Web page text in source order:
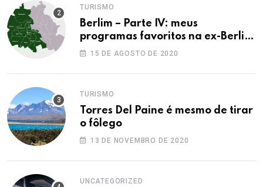
TURISMO
Berlim – Parte IV: meus
programas favoritos na ex-Berlim
Ocidental
15 DE AGOSTO DE 2020
TURISMO
Torres Del Paine é mesmo de tirar
o fôlego
13 DE NOVEMBRO DE 2020
UNCATEGORIZED